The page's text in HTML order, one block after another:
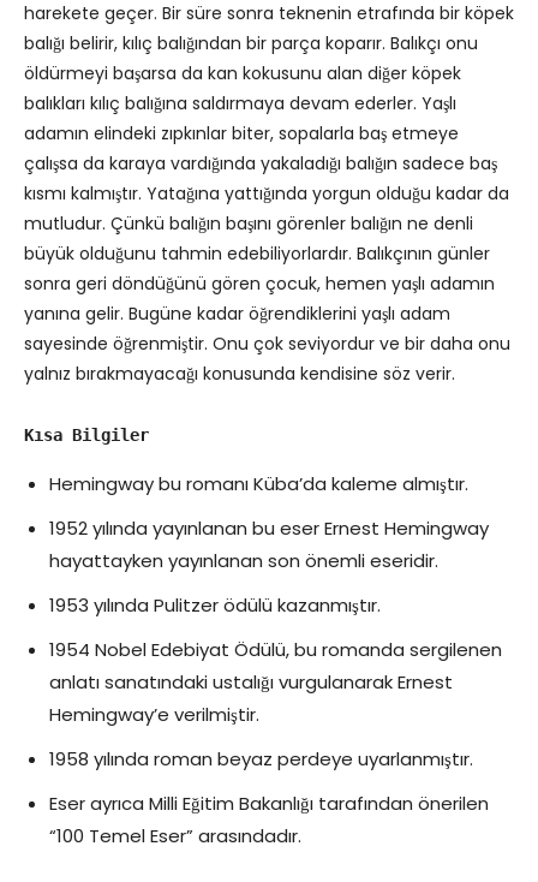
harekete geçer. Bir süre sonra teknenin etrafında bir köpek
balığı belirir, kılıç balığından bir parça koparır. Balıkçı onu
öldürmeyi başarsa da kan kokusunu alan diğer köpek
balıkları kılıç balığına saldırmaya devam ederler. Yaşlı
adamın elindeki zıpkınlar biter, sopalarla baş etmeye
çalışsa da karaya vardığında yakaladığı balığın sadece baş
kısmı kalmıştır. Yatağına yattığında yorgun olduğu kadar da
mutludur. Çünkü balığın başını görenler balığın ne denli
büyük olduğunu tahmin edebiliyorlardır. Balıkçının günler
sonra geri döndüğünü gören çocuk, hemen yaşlı adamın
yanına gelir. Bugüne kadar öğrendiklerini yaşlı adam
sayesinde öğrenmiştir. Onu çok seviyordur ve bir daha onu
yalnız bırakmayacağı konusunda kendisine söz verir.
Kısa Bilgiler
Hemingway bu romanı Küba’da kaleme almıştır.
1952 yılında yayınlanan bu eser Ernest Hemingway
hayattayken yayınlanan son önemli eseridir.
1953 yılında Pulitzer ödülü kazanmıştır.
1954 Nobel Edebiyat Ödülü, bu romanda sergilenen
anlatı sanatındaki ustalığı vurgulanarak Ernest
Hemingway’e verilmiştir.
1958 yılında roman beyaz perdeye uyarlanmıştır.
Eser ayrıca Milli Eğitim Bakanlığı tarafından önerilen
“100 Temel Eser” arasındadır.